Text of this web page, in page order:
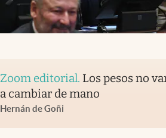
Zoom editorial. Los pesos no
a cambiar de mano
Hernán de Goñi